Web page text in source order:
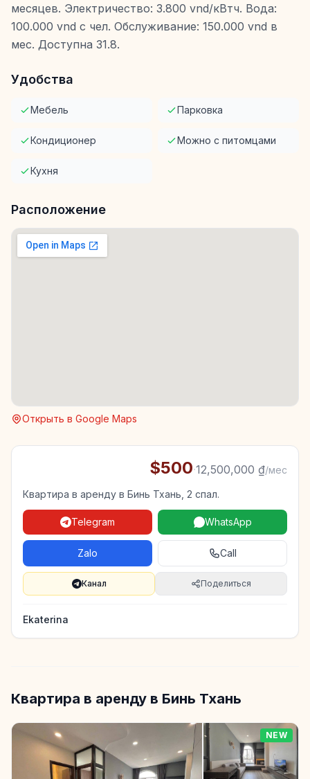
месяцев. Электричество: 3.800 vnd/кВтч. Вода:
100.000 vnd с чел. Обслуживание: 150.000 vnd в
мес. Доступна 31.8.
Удобства
Мебель Парковка
Кондиционер Можно с питомцами
Кухня
Расположение
Открыть в Google Maps
$500·12,500,000 ₫/мес
Квартира в аренду в Бинь Тхань, 2 спал.
Telegram WhatsApp
Zalo Call
Канал Поделиться
Ekaterina
Квартира в аренду в Бинь Тхань
NEW